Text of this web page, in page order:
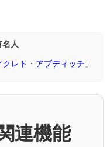
名人
クレト ・ アブディッチ 」
連機能